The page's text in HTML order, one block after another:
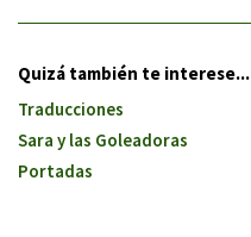
Quizá también te interese...
Traducciones
Sara y las Goleadoras
Portadas